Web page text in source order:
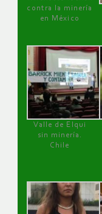
contra la minería
en México
Valle de Elqui
sin minería.
Chile